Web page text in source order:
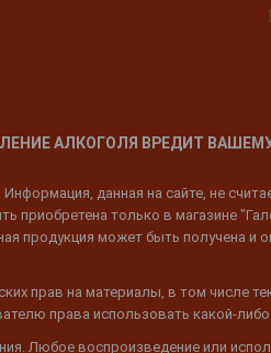
АЛКОГОЛЯ ВРЕДИТ
данная на сайте, не
только в магазине
продукция может быть получена и
прав на материалы, в том числе
права использовать какой-
Любое воспроизведение или